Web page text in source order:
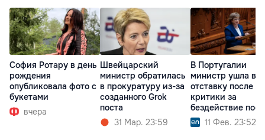
София Ротару в день
рождения
опубликовала фото с
букетами
вчера
Швейцарский
министр обратилась
в прокуратуру из-за
созданного Grok
поста
31 Мар. 23:59
В Португалии
министр ушла в
отставку после
критики за
бездействие
удара стихии
11 Фев. 23:52